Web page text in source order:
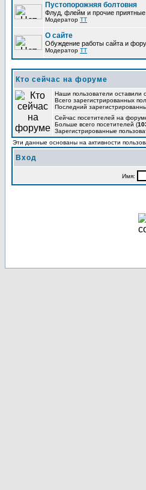
Пустопорожняя болтовня
Флуд, флейм и прочие
Модератор TT
О сайте
Обуждение работы сайта и
Модератор TT
Кто сейчас на форуме
Наши пользователи оставили
Всего зарегистрированных
Последний
Сейчас посетителей на
Больше всего посетителей (
Зарегистрированные
Эти данные основаны на активности
Вход
Имя: